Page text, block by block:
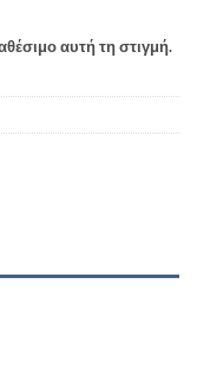
αυτή τη στιγμή.